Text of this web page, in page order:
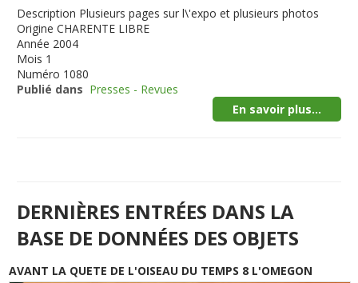
Description Plusieurs pages sur l\'expo et plusieurs photos
Origine CHARENTE LIBRE
Année 2004
Mois 1
Numéro 1080
Publié dans Presses - Revues
En savoir plus...
DERNIÈRES ENTRÉES DANS LA
BASE DE DONNÉES DES OBJETS
AVANT LA QUETE DE L'OISEAU DU TEMPS 8 L'OMEGON